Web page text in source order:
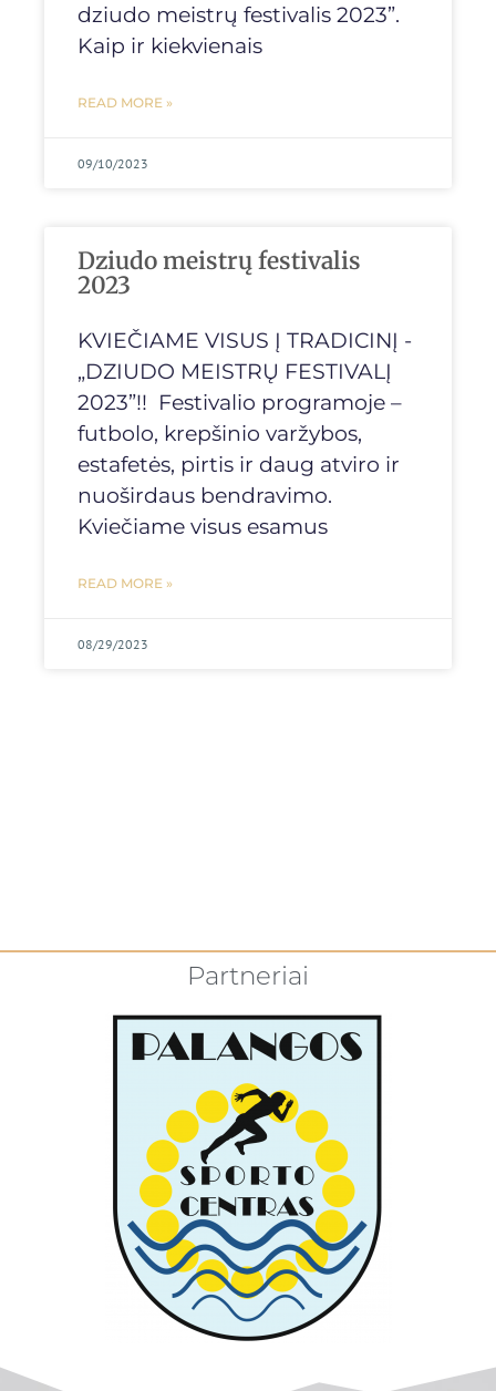
dziudo meistrų festivalis 2023”.
Kaip ir kiekvienais
READ MORE »
09/10/2023
Dziudo meistrų festivalis
2023
KVIEČIAME VISUS Į TRADICINĮ -
„DZIUDO MEISTRŲ FESTIVALĮ
2023”!! Festivalio programoje –
futbolo, krepšinio varžybos,
estafetės, pirtis ir daug atviro ir
nuoširdaus bendravimo.
Kviečiame visus esamus
READ MORE »
08/29/2023
Partneriai